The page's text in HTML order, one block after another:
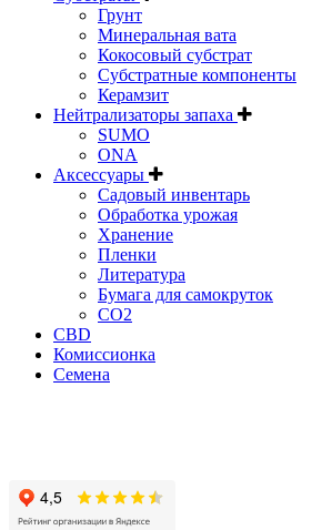
Грунт
Минеральная вата
Кокосовый субстрат
Субстратные компоненты
Керамзит
Нейтрализаторы запаха
SUMO
ONA
Аксессуары
Садовый инвентарь
Обработка урожая
Хранение
Пленки
Литература
Бумага для самокруток
CO2
CBD
Комисcионка
Семена